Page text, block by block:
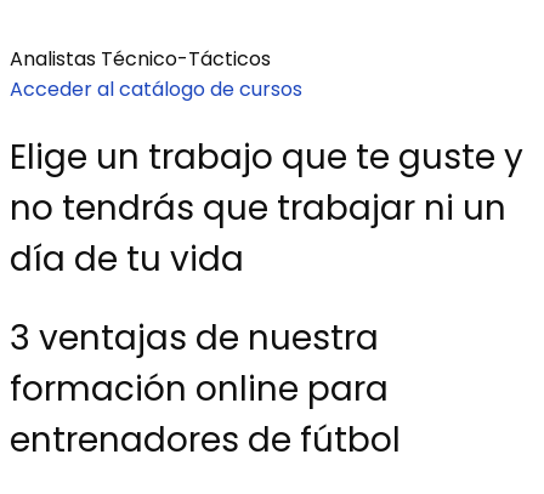
Analistas Técnico-Tácticos
Acceder al catálogo de cursos
Elige un trabajo que te guste y
no tendrás que trabajar ni un
día de tu vida
3 ventajas de nuestra
formación online para
entrenadores de fútbol